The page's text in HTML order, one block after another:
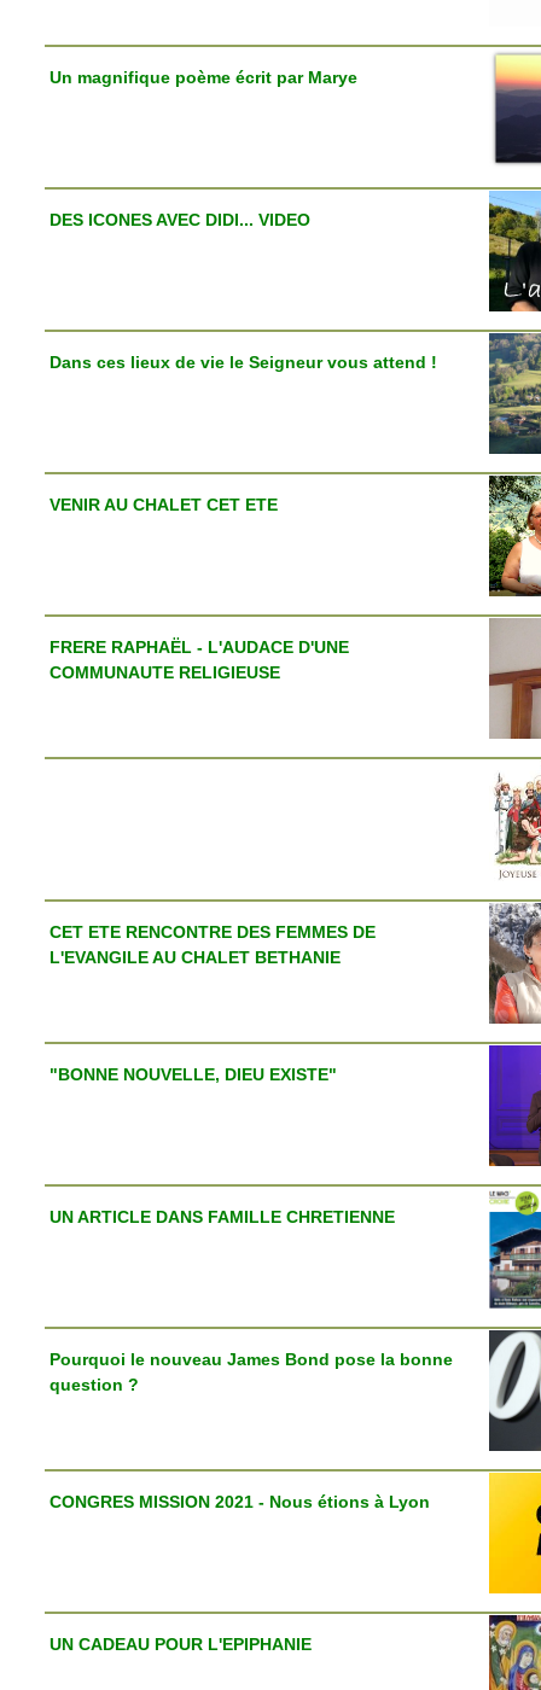
Un magnifique poème écrit par Marye
DES ICONES AVEC DIDI... VIDEO
Dans ces lieux de vie le Seigneur vous attend !
VENIR AU CHALET CET ETE
FRERE RAPHAËL - L'AUDACE D'UNE
COMMUNAUTE RELIGIEUSE
CET ETE RENCONTRE DES FEMMES DE
L'EVANGILE AU CHALET BETHANIE
"BONNE NOUVELLE, DIEU EXISTE"
UN ARTICLE DANS FAMILLE CHRETIENNE
Pourquoi le nouveau James Bond pose la bonne
question ?
CONGRES MISSION 2021 - Nous étions à Lyon
UN CADEAU POUR L'EPIPHANIE